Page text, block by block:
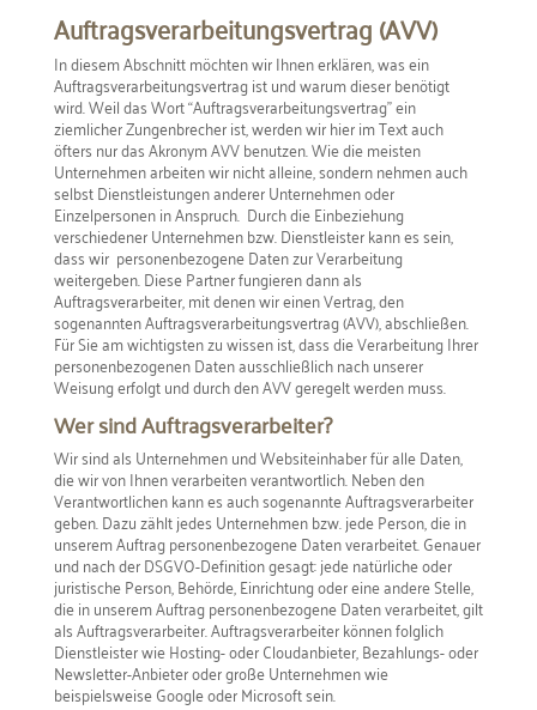
Auftragsverarbeitungsvertrag (AVV)
In diesem Abschnitt möchten wir Ihnen erklären, was ein
Auftragsverarbeitungsvertrag ist und warum dieser benötigt
wird. Weil das Wort “Auftragsverarbeitungsvertrag” ein
ziemlicher Zungenbrecher ist, werden wir hier im Text auch
öfters nur das Akronym AVV benutzen. Wie die meisten
Unternehmen arbeiten wir nicht alleine, sondern nehmen auch
selbst Dienstleistungen anderer Unternehmen oder
Einzelpersonen in Anspruch. Durch die Einbeziehung
verschiedener Unternehmen bzw. Dienstleister kann es sein,
dass wir personenbezogene Daten zur Verarbeitung
weitergeben. Diese Partner fungieren dann als
Auftragsverarbeiter, mit denen wir einen Vertrag, den
sogenannten Auftragsverarbeitungsvertrag (AVV), abschließen.
Für Sie am wichtigsten zu wissen ist, dass die Verarbeitung Ihrer
personenbezogenen Daten ausschließlich nach unserer
Weisung erfolgt und durch den AVV geregelt werden muss.
Wer sind Auftragsverarbeiter?
Wir sind als Unternehmen und Websiteinhaber für alle Daten,
die wir von Ihnen verarbeiten verantwortlich. Neben den
Verantwortlichen kann es auch sogenannte Auftragsverarbeiter
geben. Dazu zählt jedes Unternehmen bzw. jede Person, die in
unserem Auftrag personenbezogene Daten verarbeitet. Genauer
und nach der DSGVO-Definition gesagt: jede natürliche oder
juristische Person, Behörde, Einrichtung oder eine andere Stelle,
die in unserem Auftrag personenbezogene Daten verarbeitet, gilt
als Auftragsverarbeiter. Auftragsverarbeiter können folglich
Dienstleister wie Hosting- oder Cloudanbieter, Bezahlungs- oder
Newsletter-Anbieter oder große Unternehmen wie
beispielsweise Google oder Microsoft sein.